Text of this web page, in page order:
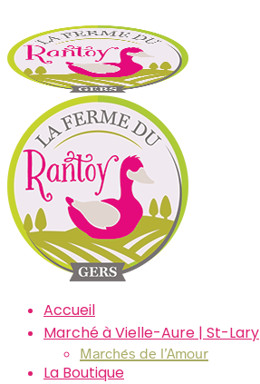
Accueil
Marché à Vielle-Aure | St-Lary
Marchés de l’Amour
La Boutique